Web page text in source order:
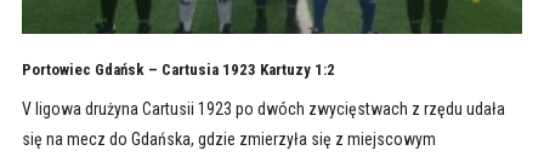
Portowiec Gdańsk – Cartusia 1923 Kartuzy 1:2
V ligowa drużyna Cartusii 1923 po dwóch zwycięstwach z rzędu udała
się na mecz do Gdańska, gdzie zmierzyła się z miejscowym